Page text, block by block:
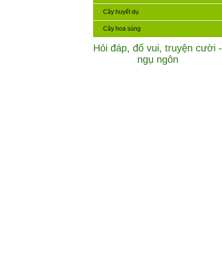
Cây huyết dụ
Cây hoa súng
Hỏi đáp, đố vui, truyện cười -
ngụ ngôn